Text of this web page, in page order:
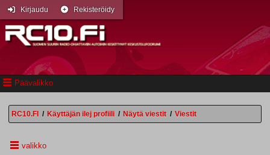
Päävalikko
Kirjaudu Rekisteröidy
RC10.FI / Käyttäjän ilej profiili / Näytä viestit / Viestit
valikko